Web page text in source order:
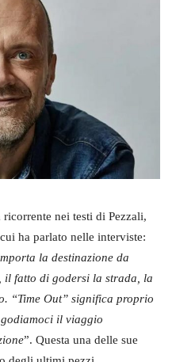
nei testi di Pezzali,
ha parlato nelle interviste:
la destinazione da
il fatto di godersi la strada, la
“Time Out” significa proprio
il viaggio
”. Questa una delle sue